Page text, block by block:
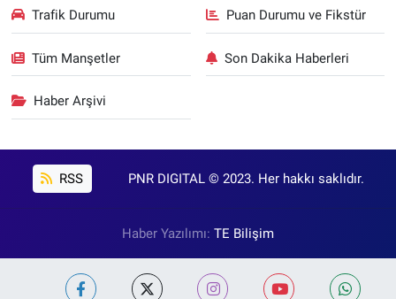
Trafik Durumu Puan Durumu ve Fikstür
Tüm Manşetler Son Dakika Haberleri
Haber Arşivi
RSS PNR DIGITAL © 2023. Her hakkı saklıdır.
Haber Yazılımı: TE Bilişim